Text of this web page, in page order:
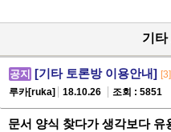
기타
공지 [기타 토론방 이용안내] [3]
루카[ruka]
18.10.26 조회 : 5851
문서 양식 찾다가 생각보다